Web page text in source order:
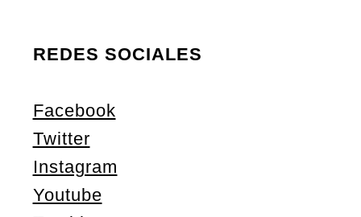
REDES SOCIALES
Facebook
Twitter
Instagram
Youtube